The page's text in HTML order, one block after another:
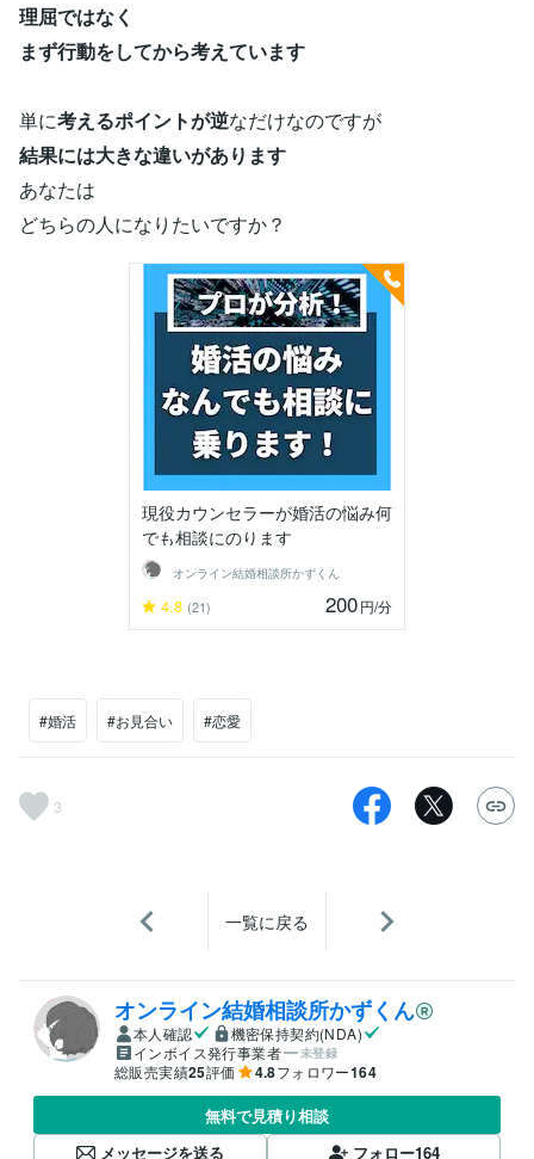
理屈ではなく
まず行動をしてから考えています
単に考えるポイントが逆なだけなのですが
結果には大きな違いがあります
あなたは
どちらの人になりたいですか？
現役カウンセラーが婚活の悩み何
でも相談にのります
オンライン結婚相談所かずくん
4.8 (21) 200円/分
#婚活 #お見合い #恋愛
3
一覧に戻る
オンライン結婚相談所かずくん
本人確認
機密保持契約(NDA)
インボイス発行事業者
未登録
総販売実績25評価 4.8フォロワー164
無料で見積り相談
メッセージを送る
フォロー164